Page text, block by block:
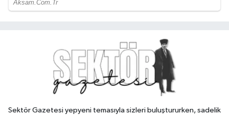
Sektör Gazetesi yepyeni temasıyla sizleri buluştururken, sadelik